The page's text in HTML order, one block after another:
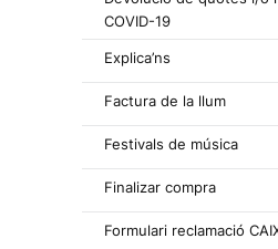
COVID-19
Explica’ns
Factura de la llum
Festivals de música
Finalizar compra
Formulari reclamació